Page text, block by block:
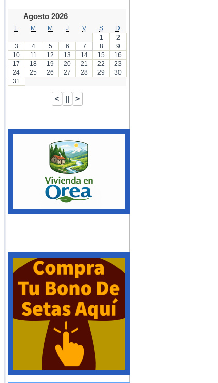
Agosto 2026
M M J V S
D
1
2
3
4 5 6 7 8
9
10
11 12 13 14 15
16
17
18 19 20 21 22
23
24
25 26 27 28 29
30
31